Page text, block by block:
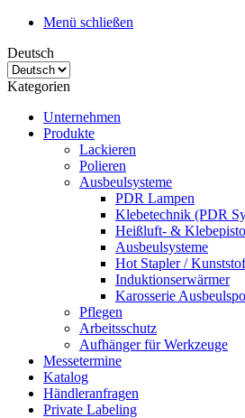
Menü schließen
Deutsch
Kategorien
Unternehmen
Produkte
Lackieren
Polieren
Ausbeulsysteme
PDR Lampen
Klebetechnik (PDR
Heißluft- &
Ausbeulsysteme
Hot Stapler /
Induktionserwärmer
Karosserie
Pflegen
Arbeitsschutz
Aufhänger für Werkzeuge
Messetermine
Katalog
Händleranfragen
Private Labeling